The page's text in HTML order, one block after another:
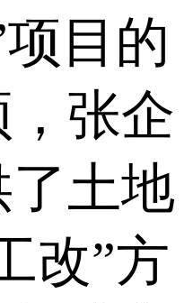
目的
张企
土地
改”方